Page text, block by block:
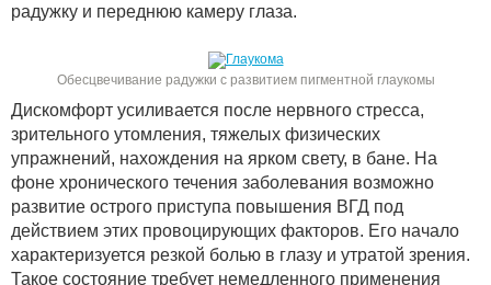
радужку и переднюю камеру глаза.
Обесцвечивание радужки с развитием пигментной глаукомы
Дискомфорт усиливается после нервного стресса,
зрительного утомления, тяжелых физических
упражнений, нахождения на ярком свету, в бане. На
фоне хронического течения заболевания возможно
развитие острого приступа повышения ВГД под
действием этих провоцирующих факторов. Его начало
характеризуется резкой болью в глазу и утратой зрения.
Такое состояние требует немедленного применения